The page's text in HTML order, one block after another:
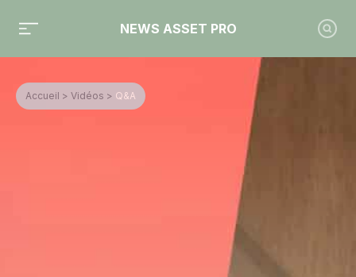
NEWS ASSET PRO
Accueil > Vidéos > Q&A